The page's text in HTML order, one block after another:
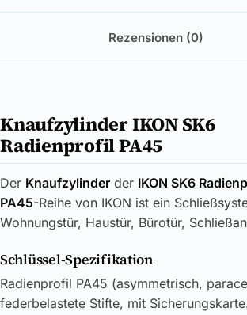
Rezensionen (0)
Knaufzylinder IKON SK6
Radienprofil PA45
Der Knaufzylinder der IKON SK6
PA45-Reihe von IKON ist ein
Wohnungstür, Haustür, Bürotür,
Schlüssel-Spezifikation
Radienprofil PA45 (asymmetrisch,
federbelastete Stifte, mit